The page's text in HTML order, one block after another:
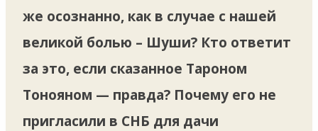
же осознанно, как в случае с нашей
великой болью – Шуши? Кто ответит
за это, если сказанное Тароном
Тонояном — правда? Почему его не
пригласили в СНБ для дачи